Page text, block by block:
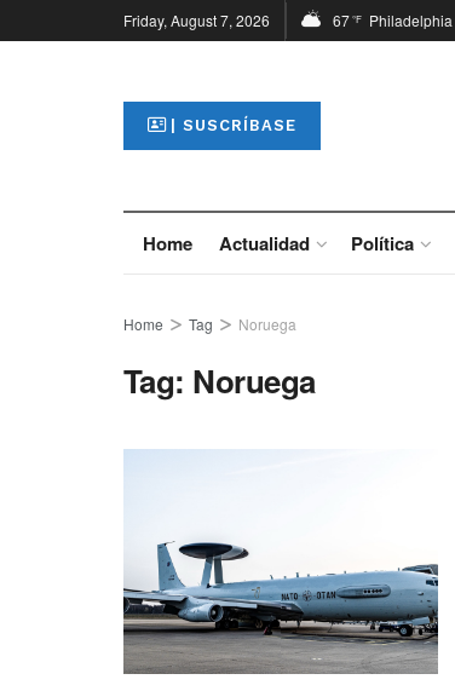
Friday, August 7, 2026 67°F Philadelphia
| SUSCRÍBASE
Home Actualidad Política
Home Tag Noruega
Tag: Noruega